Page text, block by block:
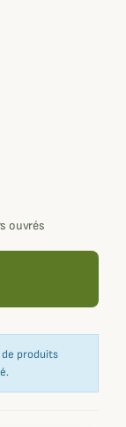
ouvrés
produits